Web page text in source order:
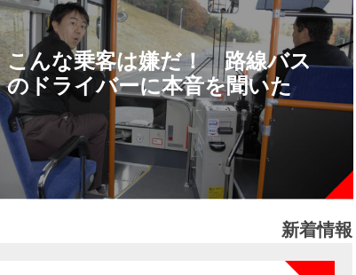
こんな乗客は嫌だ！ 路線バス
のドライバーに本音を聞いた
新着情報
NEW